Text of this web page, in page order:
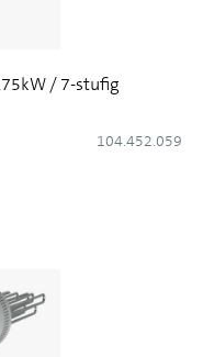
/ 7-stufig
104.452.059